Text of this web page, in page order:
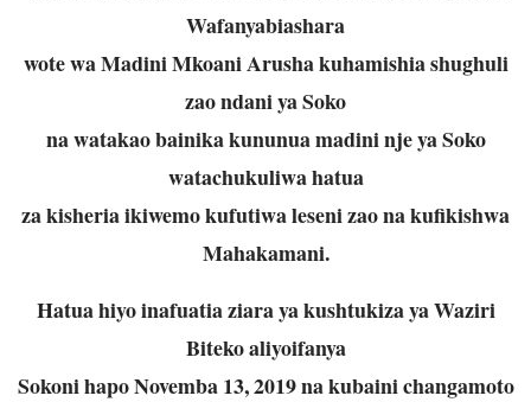
Wafanyabiashara
wote wa Madini Mkoani Arusha kuhamishia shughuli
zao ndani ya Soko
na watakao bainika kununua madini nje ya Soko
watachukuliwa hatua
za kisheria ikiwemo kufutiwa leseni zao na kufikishwa
Mahakamani.
Hatua hiyo inafuatia ziara ya kushtukiza ya Waziri
Biteko aliyoifanya
Sokoni hapo Novemba 13, 2019 na kubaini changamoto